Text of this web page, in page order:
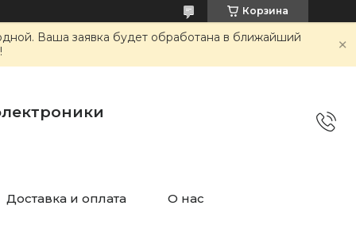
Корзина
Ваша заявка будет обработана в ближайший
Доставка и оплата О нас